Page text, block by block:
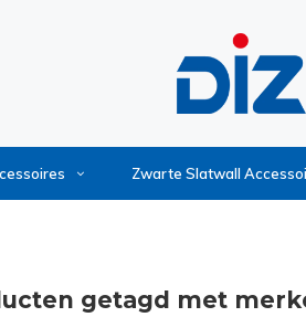
Zwarte Slatwall
getagd met